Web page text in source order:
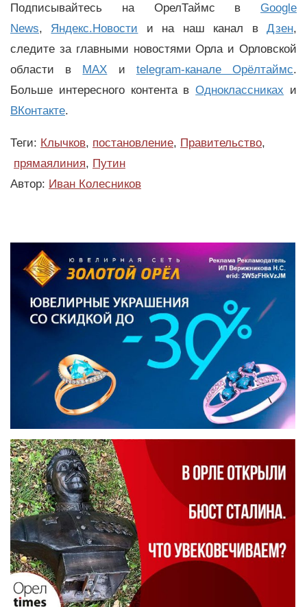
Подписывайтесь на ОрелТаймс в Google
News, Яндекс.Новости и на наш канал вДзен,
следите за главными новостями Орла и Орловской
области в MAX и telegram-канале Орёлтаймс.
Больше интересного контента вОдноклассниках и
ВКонтакте.
Теги: Клычков, постановление, Правительство,
прямаялиния, Путин
Автор: Иван Колесников